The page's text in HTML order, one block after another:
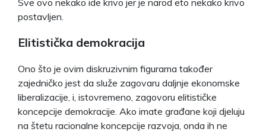
postavljen.
Elitistička demokracija
Ono što je ovim diskruzivnim figurama također
zajedničko jest da služe zagovaru daljnje ekonomske
liberalizacije, i, istovremeno, zagovoru elitističke
koncepcije demokracije. Ako imate građane koji djeluju
na štetu racionalne koncepcije razvoja, onda ih ne